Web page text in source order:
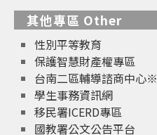
其他專區 Other
性別平等教育
保護智慧財產權專區
台南二區輔導諮商中心※
學生事務資訊網
移民署ICERD專區
國教署公文公告平台